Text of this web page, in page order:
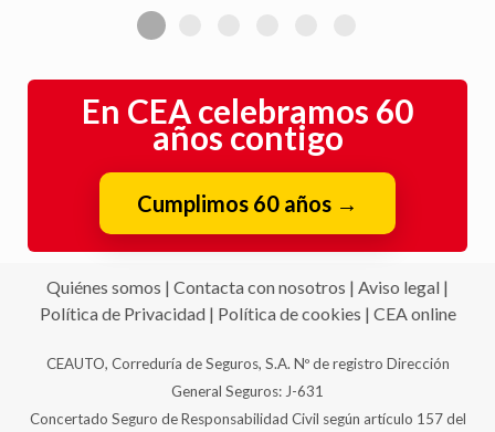
En CEA celebramos 60
años contigo
Política de Privacidad|Política de cookies|CEA online
General Seguros: J-631
Concertado Seguro de Responsabilidad Civil según artículo 157 del